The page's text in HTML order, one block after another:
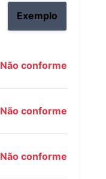
Exemplo
Não conforme
Não conforme
Não conforme